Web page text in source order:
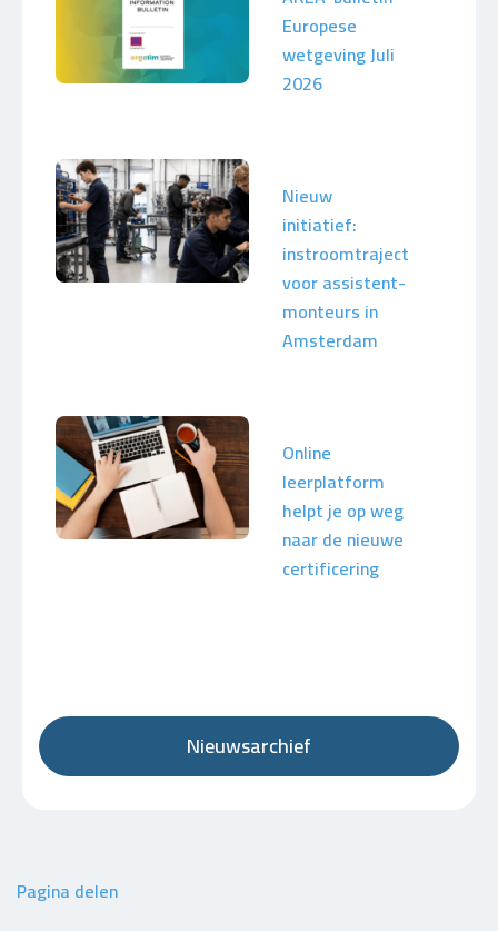
Europese
wetgeving Juli
2026
Nieuw
initiatief:
instroomtraject
voor assistent-
monteurs in
Amsterdam
Online
leerplatform
helpt je op weg
naar de nieuwe
certificering
Nieuwsarchief
Pagina delen